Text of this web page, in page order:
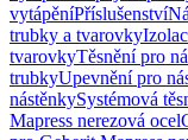
vytápěníPříslušenství
trubky a tvarovky
tvarovkyTěsnění pro
trubkyUpevnění pro
nástěnkySystémová
Mapress nerezová ocel